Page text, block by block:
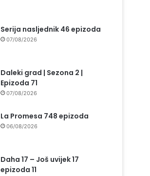
Serija nasljednik 46 epizoda
07/08/2026
Daleki grad | Sezona 2 |
Epizoda 71
07/08/2026
La Promesa 748 epizoda
06/08/2026
Daha 17 – Još uvijek 17
epizoda 11